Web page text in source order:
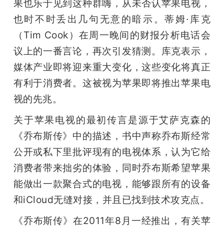
题
爱
搞
果也乐于见到这种群嗨，从未否认苹果电视，
也时不时丢出几句无意的暗示。蒂姆·库克
（Tim Cook）在周一晚间的财报分析电话会
议上的一番言论，再次引发猜测。库克表示，
媒体产业即将迎来重大变化，这些变化将真正
有利于消费者。这被视为苹果即将推出苹果电
视的先兆。
关于苹果电视的最初传言是源于艾萨克森的
《乔布斯传》中的描述，书中声称乔布斯经常
公开或私下里批评现有的电视体系，认为它给
消费者带来拙劣的体验，同时乔布斯希望苹果
能做出一款聚合式的电视，能够跟所有的设备
和iCloud无缝对接，并且已找到技术攻克点。
《乔布斯传》在2011年8月一经推出，有关苹